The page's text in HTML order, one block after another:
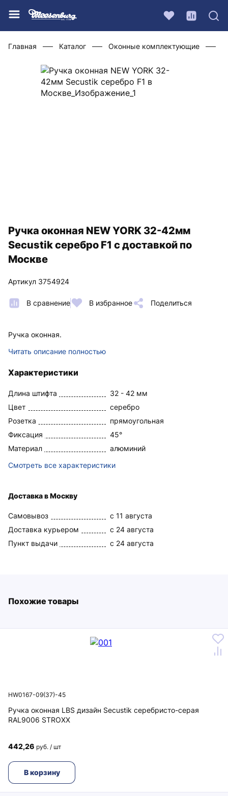
Главная Каталог Оконные комплектующие
Ручка оконная NEW YORK 32-42мм
Secustik серебро F1 с доставкой по
Москве
Артикул 3754924
В сравнение В избранное Поделиться
Ручка оконная.
Читать описание полностью
Характеристики
Длина штифта
32 - 42 мм
Цвет
серебро
Розетка
прямоугольная
Фиксация
45°
Материал
алюминий
Смотреть все характеристики
Доставка в Москву
Самовывоз
c 11 августа
Доставка курьером
c 24 августа
Пункт выдачи
c 24 августа
Похожие товары
HW0167-09(37)-45
Ручка оконная LBS дизайн Secustik серебристо-серая
RAL9006 STROXX
442,26 руб. / шт
В корзину